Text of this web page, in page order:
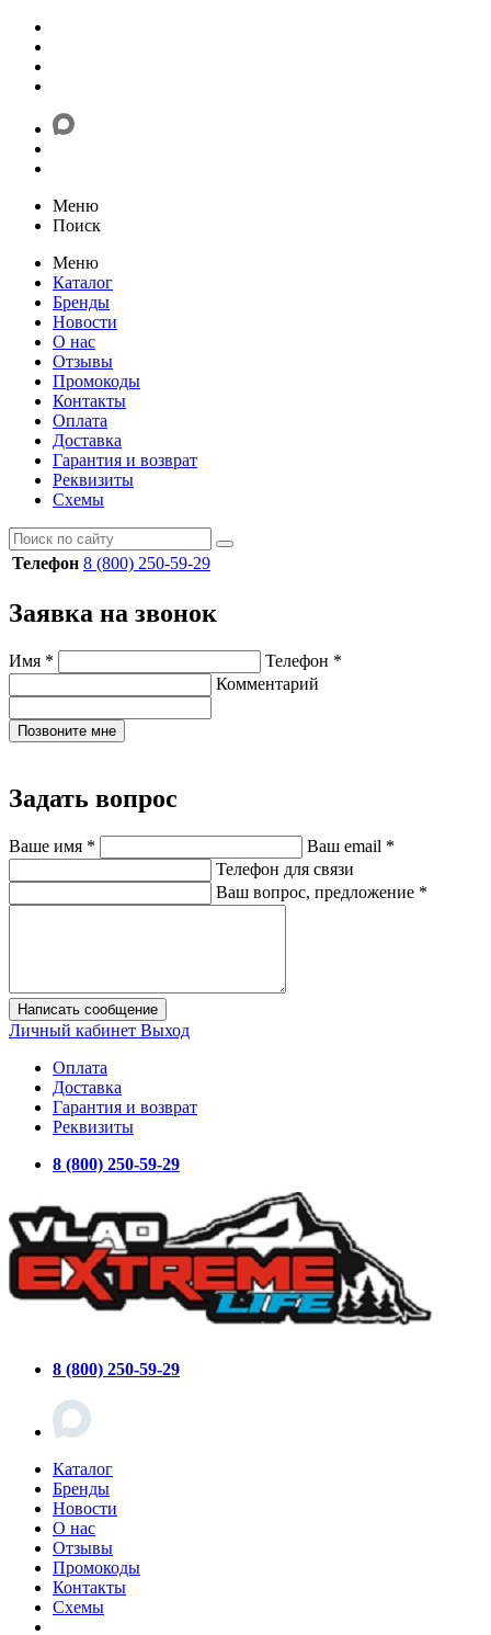
Меню
Поиск
Меню
Каталог
Бренды
Новости
О нас
Отзывы
Промокоды
Контакты
Оплата
Доставка
Гарантия и возврат
Реквизиты
Схемы
Телефон 8 (800) 250-59-29
Заявка на звонок
Имя * Телефон *
Комментарий
Позвоните мне
Задать вопрос
Ваше имя * Ваш email *
Телефон для связи
Ваш вопрос, предложение *
Написать сообщение
Личный кабинет Выход
Оплата
Доставка
Гарантия и возврат
Реквизиты
8 (800) 250-59-29
8 (800) 250-59-29
Каталог
Бренды
Новости
О нас
Отзывы
Промокоды
Контакты
Схемы